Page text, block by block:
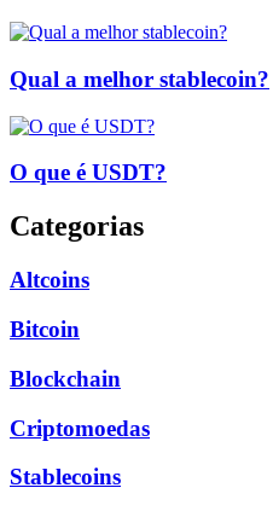
Qual a melhor stablecoin?
O que é USDT?
Categorias
Altcoins
Bitcoin
Blockchain
Criptomoedas
Stablecoins